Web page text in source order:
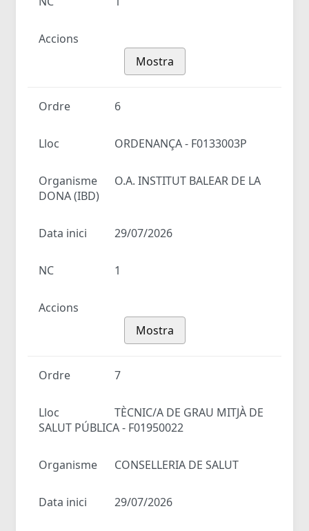
Accions
Mostra
Ordre 6
Lloc ORDENANÇA - F0133003P
Organisme
O.A. INSTITUT BALEAR DE LA
DONA (IBD)
Data inici 29/07/2026
NC 1
Accions
Mostra
Ordre 7
Lloc
TÈCNIC/A DE GRAU MITJÀ DE
SALUT PÚBLICA - F01950022
Organisme CONSELLERIA DE SALUT
Data inici 29/07/2026